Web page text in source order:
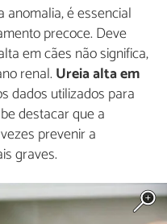
é essencial
precoce. Deve
em cães não significa,
renal.Ureia alta em
dados utilizados para
destacar que a
prevenir a
graves.